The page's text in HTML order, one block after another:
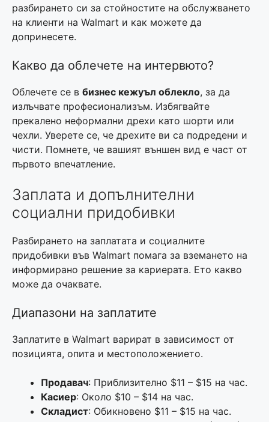
разбирането си за стойностите на обслужването
на клиенти на Walmart и как можете да
допринесете.
Какво да облечете на интервюто?
Облечете се в бизнес кежуъл облекло, за да
излъчвате професионализъм. Избягвайте
прекалено неформални дрехи като шорти или
чехли. Уверете се, че дрехите ви са подредени и
чисти. Помнете, че вашият външен вид е част от
първото впечатление.
Заплата и допълнителни
социални придобивки
Разбирането на заплатата и социалните
придобивки във Walmart помага за вземането на
информирано решение за кариерата. Ето какво
може да очаквате.
Диапазони на заплатите
Заплатите в Walmart варират в зависимост от
позицията, опита и местоположението.
Продавач: Приблизително $11 – $15 на час.
Касиер: Около $10 – $14 на час.
Складист: Обикновено $11 – $15 на час.